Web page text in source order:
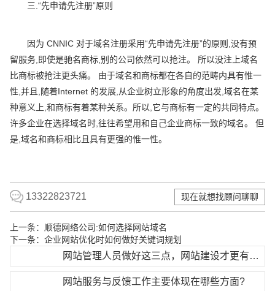
三.“先申请先注册”原则
因为 CNNIC 对于域名注册采用“先申请先注册”的原则,没有预
留服务,即使是驰名商标,别的公司依然可以抢注。 所以没注上域名
比商标被抢注更头痛。 由于域名和商标都在各自的范畴内具有惟一
性,并且,随着Internet 的发展,从企业树立形象的角度出发,域名在某
种意义上,和商标有着某种关系。所以,它与商标有一定的共同特点。
许多企业在选择域名时,往往希望用和自己企业商标一致的域名。 但
是,域名和商标相比且具有更强的惟一性。
13322823721 现在就想找顾问聊聊
上一条： 顺德网络公司:如何选择网站域名
下一条：企业网站优化时如何做好关键词规划
网站管理人员做好这三点，网站建设才更有效果
网站服务与反馈工作主要体现在哪些方面?